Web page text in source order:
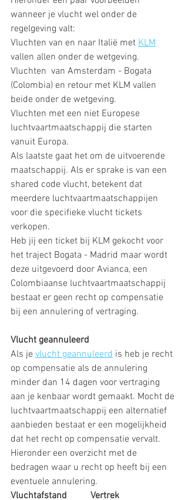
wanneer je vlucht wel onder de
regelgeving valt:
Vluchten van en naar Italië met KLM
vallen allen onder de wetgeving.
Vluchten  van Amsterdam - Bogata
(Colombia) en retour met KLM vallen
beide onder de wetgeving.
Vluchten met een niet Europese
luchtvaartmaatschappij die starten
vanuit Europa.
Als laatste gaat het om de uitvoerende
maatschappij. Als er sprake is van een
shared code vlucht, betekent dat
meerdere luchtvaartmaatschappijen
voor die specifieke vlucht tickets
verkopen.
Heb jij een ticket bij KLM gekocht voor
het traject Bogata - Madrid maar wordt
deze uitgevoerd door Avianca, een
Colombiaanse luchtvaartmaatschappij
bestaat er geen recht op compensatie
bij een annulering of vertraging.
Vlucht geannuleerd
Als je vlucht geannuleerd is heb je recht
op compensatie als de annulering
minder dan 14 dagen voor vertraging
aan je kenbaar wordt gemaakt. Mocht de
luchtvaartmaatschappij een alternatief
aanbieden bestaat er een mogelijkheid
dat het recht op compensatie vervalt.
Hieronder een overzicht met de
bedragen waar u recht op heeft bij een
eventuele annulering.
Vluchtafstand          Vertrek